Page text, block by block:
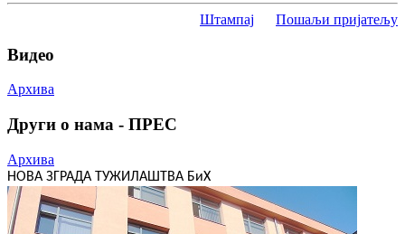
Штампај Пошаљи пријатељу
Видео
Архива
Други о нама - ПРЕС
Архива
НОВА ЗГРАДА ТУЖИЛАШТВА БиХ